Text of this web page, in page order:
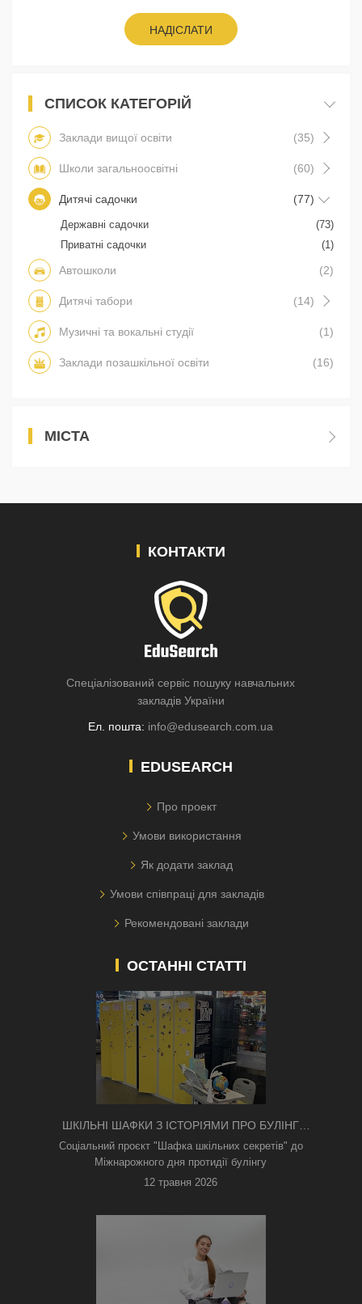
НАДІСЛАТИ
СПИСОК КАТЕГОРІЙ
Заклади вищої освіти (35)
Школи загальноосвітні (60)
Дитячі садочки (77)
Державні садочки
(73)
Приватні садочки
(1)
Автошколи (2)
Дитячі табори (14)
Музичні та вокальні студії (1)
Заклади позашкільної освіти (16)
МІСТА
КОНТАКТИ
Спеціалізований сервіс пошуку навчальних
закладів України
Ел. пошта: info@edusearch.com.ua
EDUSEARCH
Про проект
Умови використання
Як додати заклад
Умови співпраці для закладів
Рекомендовані заклади
ОСТАННІ СТАТТІ
ШКІЛЬНІ ШАФКИ З ІСТОРІЯМИ ПРО БУЛІНГ
З'ЯВИЛИСЯ В КИЄВІ
Соціальний проєкт "Шафка шкільних секретів" до
Міжнарожного дня протидії булінгу
12 травня 2026